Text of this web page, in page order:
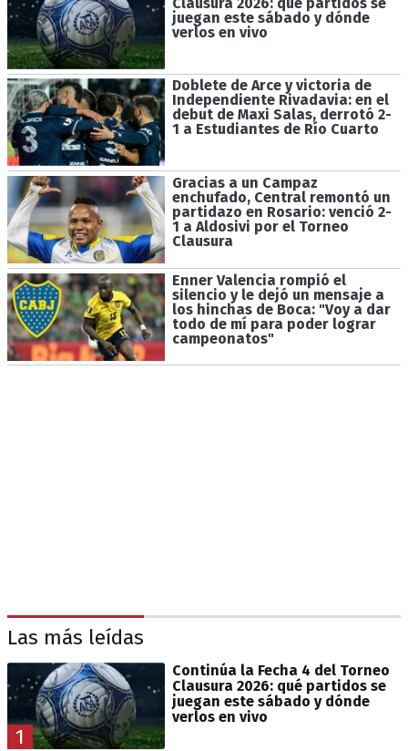
juegan este sábado y dónde
verlos en vivo
Doblete de Arce y victoria de
Independiente Rivadavia: en el
debut de Maxi Salas, derrotó 2-
1 a Estudiantes de Río Cuarto
Gracias a un Campaz
enchufado, Central remontó un
partidazo en Rosario: venció 2-
1 a Aldosivi por el Torneo
Clausura
Enner Valencia rompió el
silencio y le dejó un mensaje a
los hinchas de Boca: "Voy a dar
todo de mí para poder lograr
campeonatos"
Las más leídas
1
Continúa la Fecha 4 del Torneo
Clausura 2026: qué partidos se
juegan este sábado y dónde
verlos en vivo